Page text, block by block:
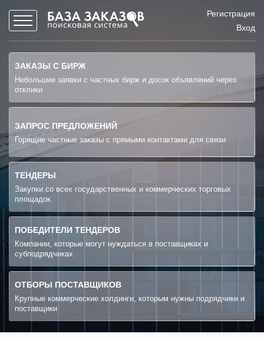
Регистрация
Вход
ЗАКАЗЫ С БИРЖ
Небольшие заявки с частных бирж и досок объявлений через
отклики
ЗАПРОС ПРЕДЛОЖЕНИЙ
Горящие частные заказы с прямыми контактами для связи
ТЕНДЕРЫ
Закупки со всех государственных и коммерческих торговых
площадок
ПОБЕДИТЕЛИ ТЕНДЕРОВ
Компании, которые могут нуждаться в поставщиках и
субподрядчиках
ОТБОРЫ ПОСТАВЩИКОВ
Крупные коммерческие холдинги, которым нужны подрядчики и
поставщики